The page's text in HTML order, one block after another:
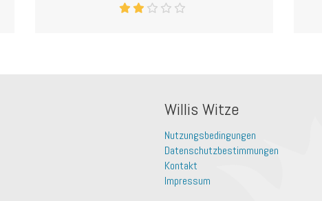
Willis Witze
Nutzungsbedingungen
Datenschutzbestimmungen
Kontakt
Impressum